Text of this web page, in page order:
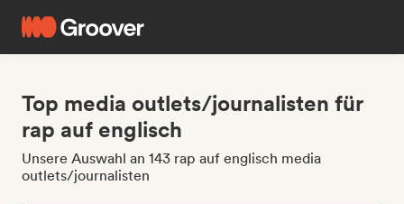
Top media outlets/journalisten für
rap auf englisch
Unsere Auswahl an 143 rap auf englisch media
outlets/journalisten